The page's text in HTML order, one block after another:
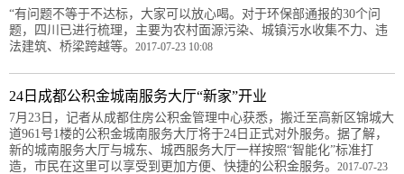
“有问题不等于不达标，大家可以放心喝。对于环保部通报的30个问
题，四川已进行梳理，主要为农村面源污染、城镇污水收集不力、违
法建筑、桥梁跨越等。 2017-07-23 10:08
24日成都公积金城南服务大厅“新家”开业
7月23日，记者从成都住房公积金管理中心获悉，搬迁至高新区锦城大
道961号1楼的公积金城南服务大厅将于24日正式对外服务。据了解，
新的城南服务大厅与城东、城西服务大厅一样按照“智能化”标准打
造，市民在这里可以享受到更加方便、快捷的公积金服务。 2017-07-23